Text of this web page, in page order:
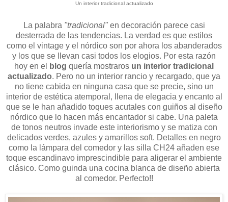
Un interior tradicional actualizado
La palabra "tradicional"en decoración parece casi
desterrada de las tendencias. La verdad es que estilos
como el vintage y el nórdico son por ahora los abanderados
y los que se llevan casi todos los elogios. Por esta razón
hoy en el
blog quería mostraros un interior tradicional
actualizado. Pero no un interior rancio y recargado, que ya
no tiene cabida en ninguna casa que se precie, sino un
interior de estética atemporal, llena de elegacia y encanto al
que se le han añadido toques acutales con guiños al diseño
nórdico que lo hacen más encantador si cabe. Una paleta
de tonos neutros invade este interiorismo y se matiza con
delicados verdes, azules y amarillos soft. Detalles en negro
como la lámpara del comedor y las silla CH24 añaden ese
toque escandinavo imprescindible para aligerar el ambiente
clásico. Como guinda una cocina blanca de diseño abierta
al comedor. Perfecto!!